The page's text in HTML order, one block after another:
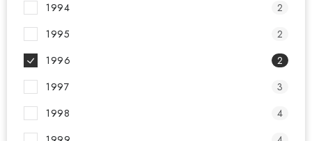
Obchodní podmínky
1994
2
1995
2
1996
2
1997
3
1998
4